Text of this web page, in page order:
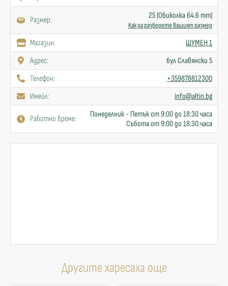
Размер: 25 (Обиколка 64.6 mm)
Как да разберете вашият размер
Mагазин:
ШУМЕН 1
Адрес:
бул Славянски 5
Телефон:
+359878812300
Имейл:
info@altin.bg
Работно време:
Понеделник - Петък от 9:00 до 18:30 часа
Събота от 9:00 до 18:30 часа
Другите харесаха още